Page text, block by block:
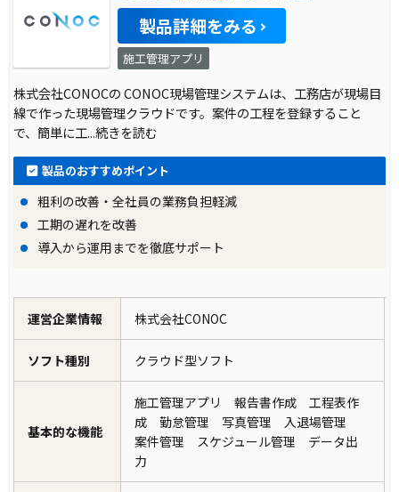
製品詳細をみる
施工管理アプリ
株式会社CONOCの CONOC現場管理システムは、工務店が現場目
線で作った現場管理クラウドです。案件の工程を登録すること
で、簡単に工...続きを読む
製品のおすすめポイント
粗利の改善・全社員の業務負担軽減
工期の遅れを改善
導入から運用までを徹底サポート
運営企業情報 株式会社CONOC
ソフト種別 クラウド型ソフト
基本的な機能
施工管理アプリ 報告書作成 工程表作
成 勤怠管理 写真管理 入退場管理
案件管理 スケジュール管理 データ出
力